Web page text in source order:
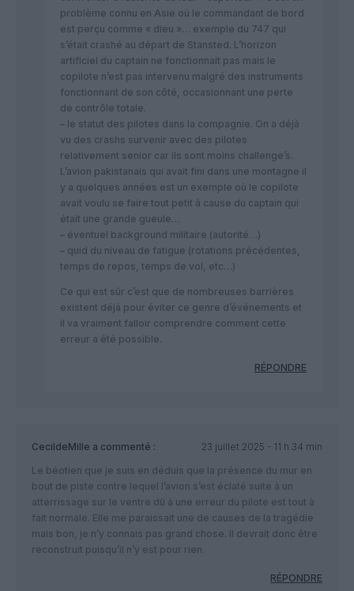
problème connu en Asie où le commandant de bord
est perçu comme « dieu »… exemple du 747 qui
s’était crashé au départ de Stansted. L’horizon
artificiel du captain ne fonctionnait pas mais le
copilote n’est pas intervenu malgré des instruments
fonctionnant de son côté, occasionnant une perte
de contrôle totale.
– le statut des pilotes dans la compagnie. On a déjà
vu des crashs survenir avec des pilotes
relativement senior car ils sont moins challenge’s.
L’avion pakistanais qui avait fini dans une montagne il
y a quelques années est un exemple où le copilote
avait voulu se faire tout petit à cause du captain qui
était une grande gueule…
– éventuel background militaire (autorité…)
– quid du niveau de fatigue (rotations précédentes,
temps de repos, temps de vol, etc…)
Ce qui est sûr c’est que de nombreuses barrières
existent déjà pour éviter ce genre d’événements et
il va vraiment falloir comprendre comment cette
erreur a été possible.
RÉPONDRE
CecildeMille a commenté :
23 juillet 2025 - 11 h 34 min
Le béotien que je suis en déduis que la présence du mur en
bout de piste contre lequel l’avion s’est éclaté suite à un
atterrissage sur le ventre dû à une erreur du pilote est tout à
fait normale. Elle me paraissait une de causes de la tragédie
mais bon, je n’y connais pas grand chose. Il devrait donc être
reconstruit puisqu’il n’y est pour rien.
RÉPONDRE